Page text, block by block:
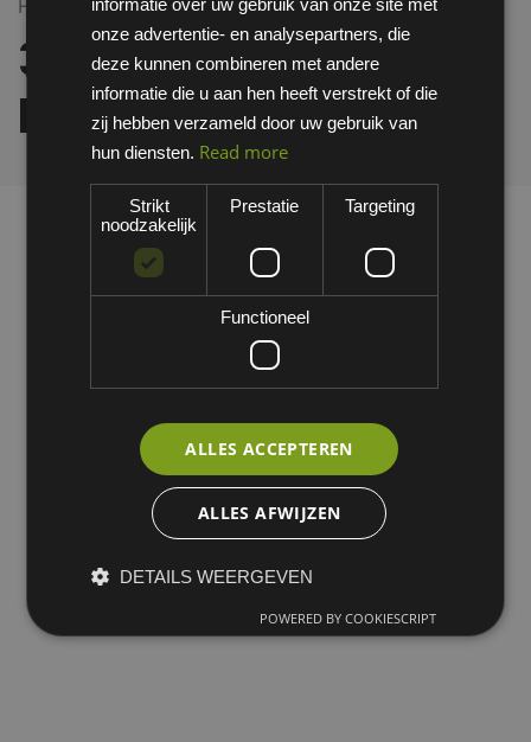
Home >All Products 3M 2805 lasoverzetbril
3M 2805
lasoverzetbril
onze advertentie- en analysepartners, die
deze kunnen combineren met andere
informatie die u aan hen heeft verstrekt of die
zij hebben verzameld door uw gebruik van
hun diensten. Read more
Strikt
noodzakelijk
Prestatie Targeting
Functioneel
ALLES ACCEPTEREN
ALLES AFWIJZEN
DETAILS WEERGEVEN
POWERED BY COOKIESCRIPT